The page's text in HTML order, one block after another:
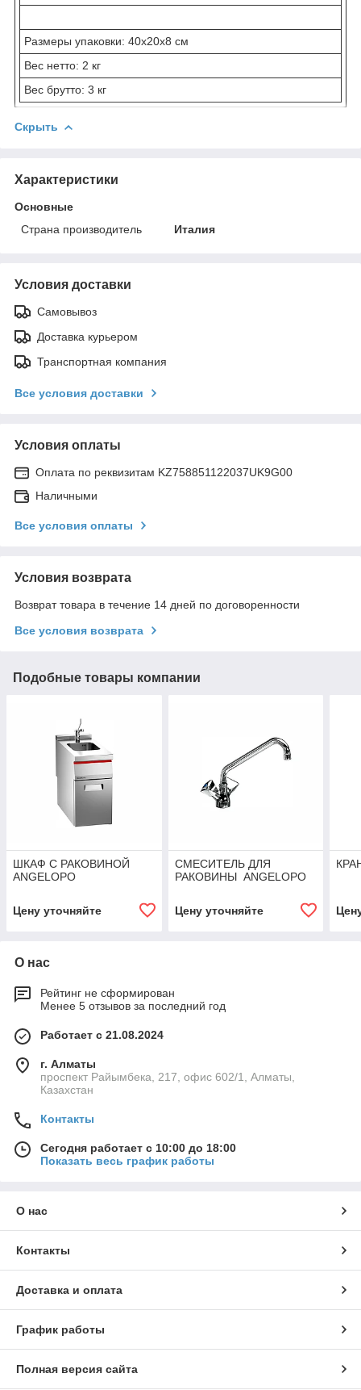
Размеры упаковки: 40x20x8 см
Вес нетто: 2 кг
Вес брутто: 3 кг
Скрыть
Характеристики
Основные
Страна производитель
Италия
Условия доставки
Самовывоз
Доставка курьером
Транспортная компания
Все условия доставки
Условия оплаты
Оплата по реквизитам KZ758851122037UK9G00
Наличными
Все условия оплаты
Условия возврата
Возврат товара в течение 14 дней по договоренности
Все условия возврата
Подобные товары компании
ШКАФ С РАКОВИНОЙ
ANGELOPO
Цену уточняйте
СМЕСИТЕЛЬ ДЛЯ
РАКОВИНЫ ANGELOPO
Цену уточняйте
О нас
Рейтинг не сформирован
Менее 5 отзывов за последний год
Работает с 21.08.2024
г. Алматы
проспект Райымбека, 217, офис 602/1, Алматы,
Казахстан
Контакты
Сегодня работает с 10:00 до 18:00
Показать весь график работы
О нас
Контакты
Доставка и оплата
График работы
Полная версия сайта